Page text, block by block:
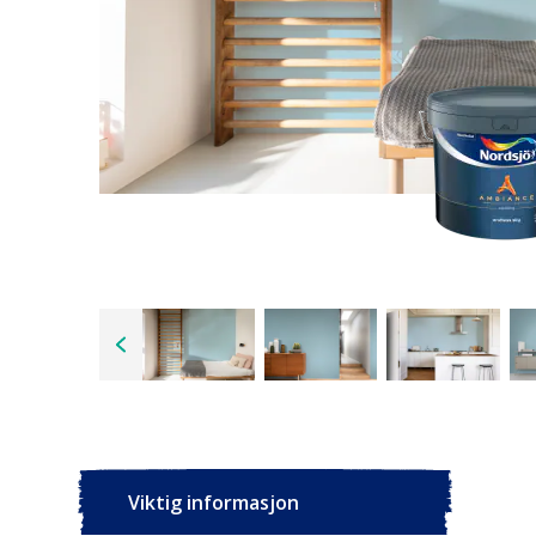
Viktig informasjon